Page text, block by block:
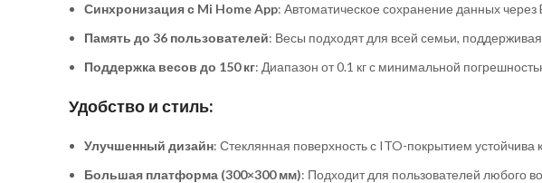
Синхронизация с Mi Home App: Автоматическое сохранение данных
Память до 36 пользователей: Весы подходят для всей семьи,
Поддержка весов до 150 кг: Диапазон от 0.1 кг с минимальной
Удобство и стиль:
Улучшенный дизайн: Стеклянная поверхность с ITO-покрытием
Большая платформа (300×300 мм): Подходит для пользователей любого